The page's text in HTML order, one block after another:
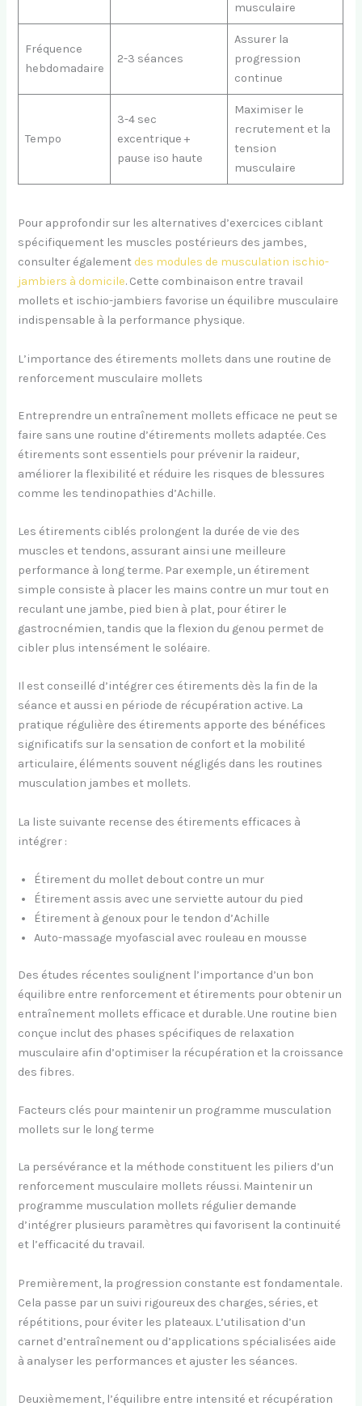
musculaire
Fréquence
hebdomadaire
2-3 séances
Assurer la
progression
continue
Tempo
3-4 sec
excentrique +
pause iso haute
Maximiser le
recrutement et la
tension
musculaire
Pour approfondir sur les alternatives d’exercices ciblant
spécifiquement les muscles postérieurs des jambes,
consulter égalementdes modules de musculation ischio-
jambiers à domicile. Cette combinaison entre travail
mollets et ischio-jambiers favorise un équilibre musculaire
indispensable à la performance physique.
L’importance des étirements mollets dans une routine de
renforcement musculaire mollets
Entreprendre un entraînement mollets efficace ne peut se
faire sans une routine d’étirements mollets adaptée. Ces
étirements sont essentiels pour prévenir la raideur,
améliorer la flexibilité et réduire les risques de blessures
comme les tendinopathies d’Achille.
Les étirements ciblés prolongent la durée de vie des
muscles et tendons, assurant ainsi une meilleure
performance à long terme. Par exemple, un étirement
simple consiste à placer les mains contre un mur tout en
reculant une jambe, pied bien à plat, pour étirer le
gastrocnémien, tandis que la flexion du genou permet de
cibler plus intensément le soléaire.
Il est conseillé d’intégrer ces étirements dès la fin de la
séance et aussi en période de récupération active. La
pratique régulière des étirements apporte des bénéfices
significatifs sur la sensation de confort et la mobilité
articulaire, éléments souvent négligés dans les routines
musculation jambes et mollets.
La liste suivante recense des étirements efficaces à
intégrer :
Étirement du mollet debout contre un mur
Étirement assis avec une serviette autour du pied
Étirement à genoux pour le tendon d’Achille
Auto-massage myofascial avec rouleau en mousse
Des études récentes soulignent l’importance d’un bon
équilibre entre renforcement et étirements pour obtenir un
entraînement mollets efficace et durable. Une routine bien
conçue inclut des phases spécifiques de relaxation
musculaire afin d’optimiser la récupération et la croissance
des fibres.
Facteurs clés pour maintenir un programme musculation
mollets sur le long terme
La persévérance et la méthode constituent les piliers d’un
renforcement musculaire mollets réussi. Maintenir un
programme musculation mollets régulier demande
d’intégrer plusieurs paramètres qui favorisent la continuité
et l’efficacité du travail.
Premièrement, la progression constante est fondamentale.
Cela passe par un suivi rigoureux des charges, séries, et
répétitions, pour éviter les plateaux. L’utilisation d’un
carnet d’entraînement ou d’applications spécialisées aide
à analyser les performances et ajuster les séances.
Deuxièmement, l’équilibre entre intensité et récupération